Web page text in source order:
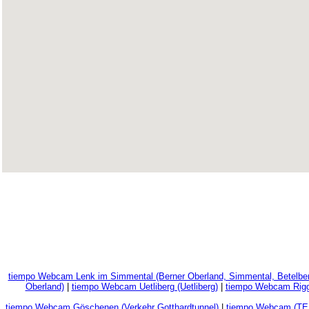
tiempo Webcam Lenk im Simmental (Berner Oberland, Simmental,
Oberland)| tiempo Webcam Uetliberg (Uetliberg)| tiempo Webcam